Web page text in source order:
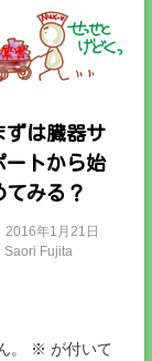
ずは臓器サ
ートから始
てみる？
2016年1月21日
Saori Fujita
。 ※ が付いて